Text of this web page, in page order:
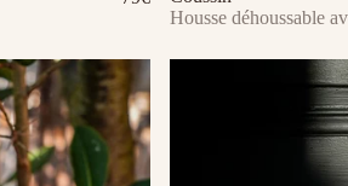
Ajouter au panier
Housse déhoussable